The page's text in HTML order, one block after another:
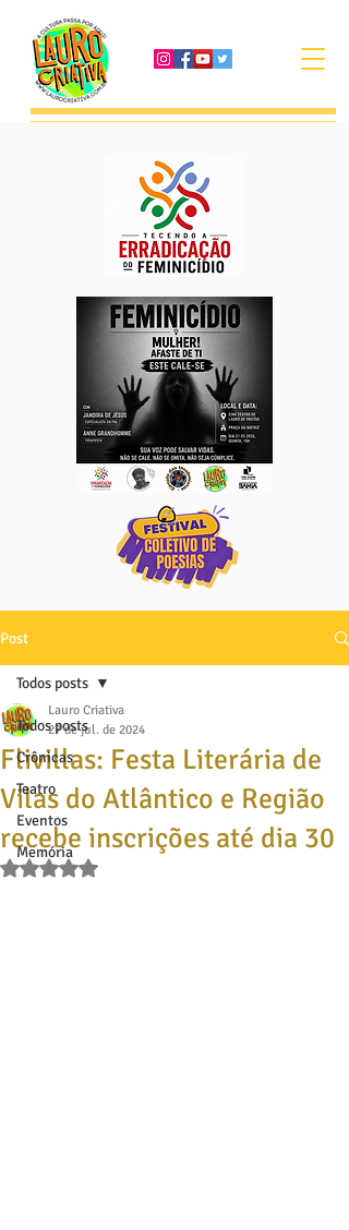
Post
Todos posts
Crônicas
Teatro
Eventos
Memória
Todos posts
Flivillas: Festa Literária de
Vilas do Atlântico e Região
recebe inscrições até dia 30
Lauro Criativa
27 de jul. de 2024
Avaliado com NaN de 5 estrelas.